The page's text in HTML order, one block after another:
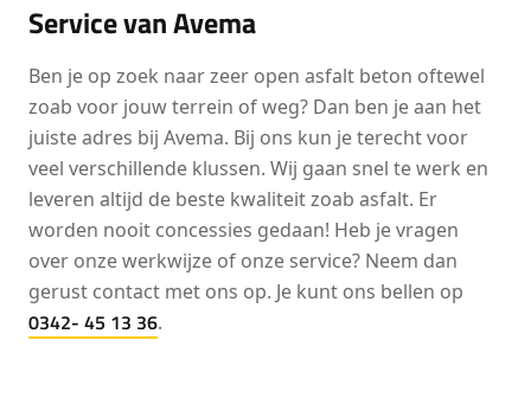
Service van Avema
Ben je op zoek naar zeer open asfalt beton oftewel
zoab voor jouw terrein of weg? Dan ben je aan het
juiste adres bij Avema. Bij ons kun je terecht voor
veel verschillende klussen. Wij gaan snel te werk en
leveren altijd de beste kwaliteit zoab asfalt. Er
worden nooit concessies gedaan! Heb je vragen
over onze werkwijze of onze service? Neem dan
gerust contact met ons op. Je kunt ons bellen op
0342- 45 13 36.